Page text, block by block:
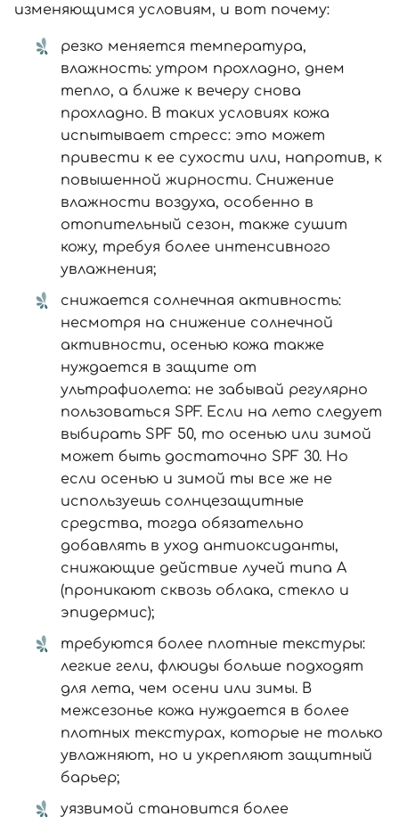
изменяющимся условиям, и вот почему:
резко меняется температура,
влажность: утром прохладно, днем ​​
тепло, а ближе к вечеру снова
прохладно. В таких условиях кожа
испытывает стресс: это может
привести к ее сухости или, напротив, к
повышенной жирности. Снижение
влажности воздуха, особенно в
отопительный сезон, также сушит
кожу, требуя более интенсивного
увлажнения;
снижается солнечная активность:
несмотря на снижение солнечной
активности, осенью кожа также
нуждается в защите от
ультрафиолета: не забывай регулярно
пользоваться SPF. Если на лето следует
выбирать SPF 50, то осенью или зимой
может быть достаточно SPF 30. Но
если осенью и зимой ты все же не
используешь солнцезащитные
средства, тогда обязательно
добавлять в уход антиоксиданты,
снижающие действие лучей типа А
(проникают сквозь облака, стекло и
эпидермис);
требуются более плотные текстуры:
легкие гели, флюиды больше подходят
для лета, чем осени или зимы. В
межсезонье кожа нуждается в более
плотных текстурах, которые не только
увлажняют, но и укрепляют защитный
барьер;
уязвимой становится более